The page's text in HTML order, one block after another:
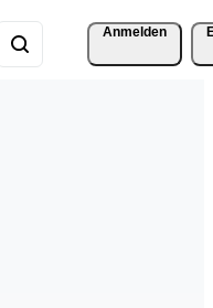
Anmelden